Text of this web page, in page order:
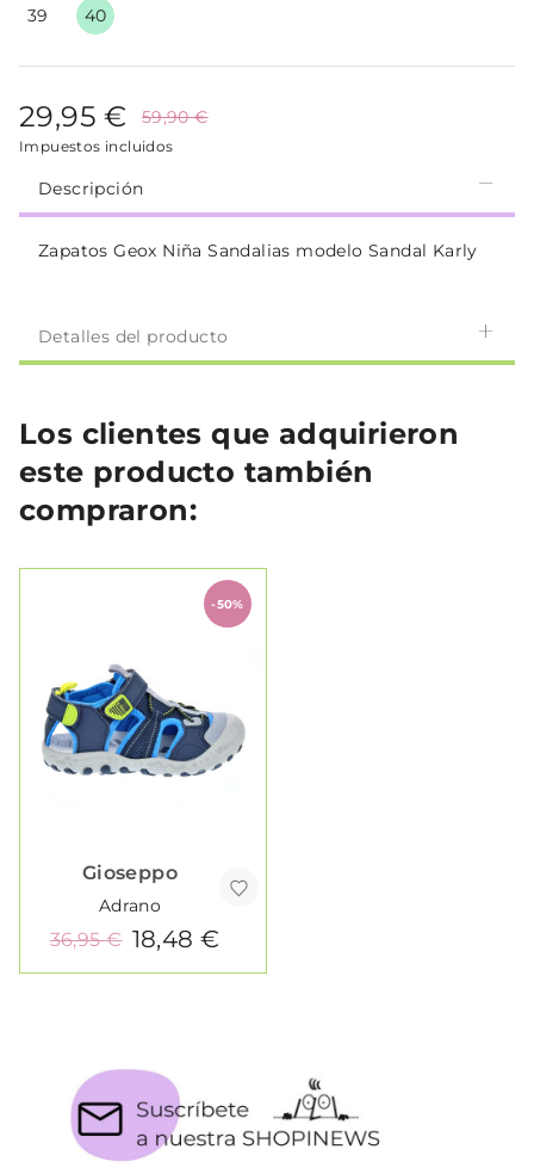
39
40
29,95 € 59,90 €
Impuestos incluidos
Descripción
Zapatos Geox Niña Sandalias modelo Sandal Karly
Detalles del producto
Los clientes que adquirieron
este producto también
compraron:
-50%
Gioseppo
Adrano
18,48 €
36,95 €